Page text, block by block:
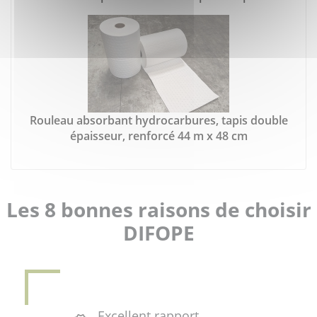
Rouleau absorbant hydrocarbures, tapis double
épaisseur, renforcé 44 m x 48 cm
Les 8 bonnes raisons de choisir
DIFOPE